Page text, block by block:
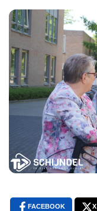
FACEBOOK X